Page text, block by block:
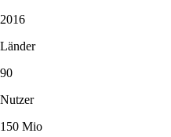
2016
Länder
90
Nutzer
150 Mio